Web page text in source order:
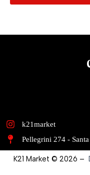
k21market
Pellegrini 274 -
K21 Market © 2026 –